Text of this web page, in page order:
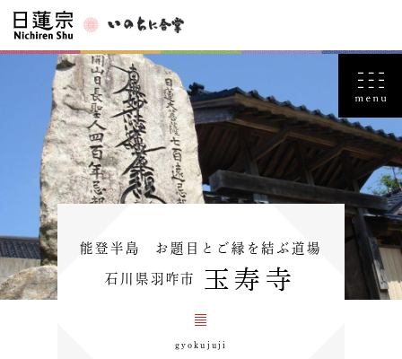
能登半島 お題目とご縁を結ぶ道場
石川県羽咋市 玉寿寺
gyokujuji